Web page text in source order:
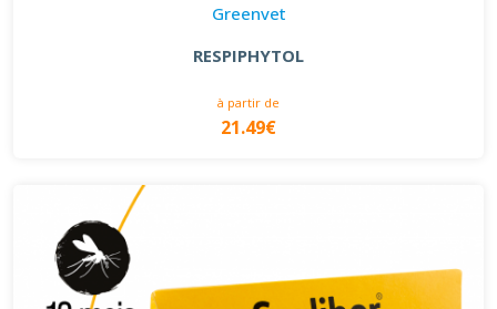
Greenvet
RESPIPHYTOL
à partir de
21.49€